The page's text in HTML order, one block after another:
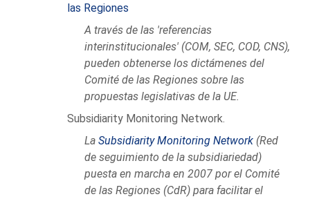
las Regiones
A través de las 'referencias
interinstitucionales' (COM, SEC, COD, CNS),
pueden obtenerse los dictámenes del
Comité de las Regiones sobre las
propuestas legislativas de la UE.
Subsidiarity Monitoring Network.
LaSubsidiarity Monitoring Network (Red
de seguimiento de la subsidiariedad)
puesta en marcha en 2007 por el Comité
de las Regiones (CdR) para facilitar el